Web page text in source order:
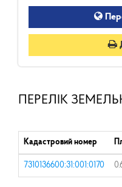
ПЕРЕЛІК
Кадастровий номер
7310136600:31:001:0170